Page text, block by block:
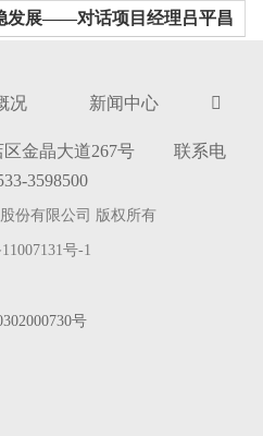
发展——对话项目经理吕平昌
况 新闻中心 
区金晶大道267号 联系电
3598500
份有限公司 版权所有
号-1
号